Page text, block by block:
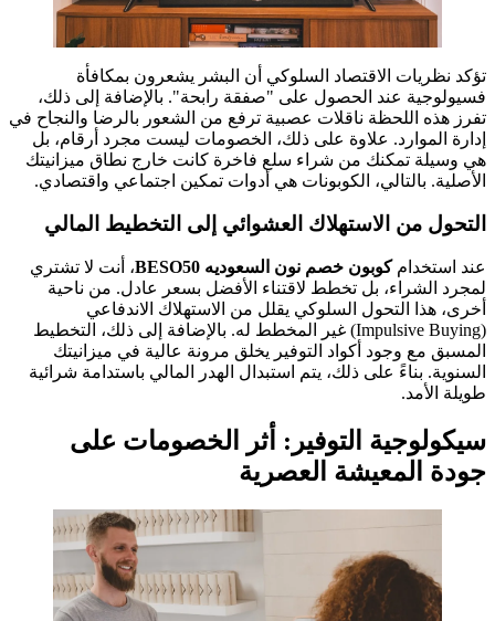
تؤكد نظريات الاقتصاد السلوكي أن البشر يشعرون بمكافأة
فسيولوجية عند الحصول على "صفقة رابحة". بالإضافة إلى ذلك،
تفرز هذه اللحظة ناقلات عصبية ترفع من الشعور بالرضا والنجاح في
إدارة الموارد. علاوة على ذلك، الخصومات ليست مجرد أرقام، بل
هي وسيلة تمكنك من شراء سلع فاخرة كانت خارج نطاق ميزانيتك
الأصلية. بالتالي، الكوبونات هي أدوات تمكين اجتماعي واقتصادي.
التحول من الاستهلاك العشوائي إلى التخطيط المالي
عند استخدامكوبون خصم نون السعوديه BESO50
، أنت لا تشتري
لمجرد الشراء، بل تخطط لاقتناء الأفضل بسعر عادل. من ناحية
أخرى، هذا التحول السلوكي يقلل من الاستهلاك الاندفاعي
(Impulsive Buying) غير المخطط له. بالإضافة إلى ذلك، التخطيط
المسبق مع وجود أكواد التوفير يخلق مرونة عالية في ميزانيتك
السنوية. بناءً على ذلك، يتم استبدال الهدر المالي باستدامة شرائية
طويلة الأمد.
سيكولوجية التوفير: أثر الخصومات على
جودة المعيشة العصرية